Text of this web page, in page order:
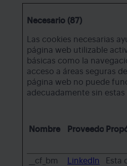
Necesario (87)
Las cookies necesarias
página web utilizable
básicas como la
acceso a áreas seguras
página web no puede
adecuadamente sin estas
Nombre Proveedor
__cf_bm
LinkedIn
Esta